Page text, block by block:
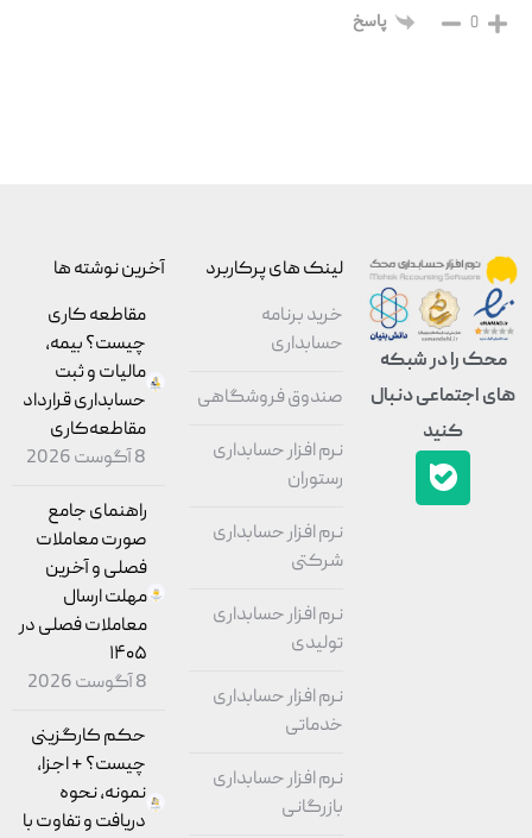
0 پاسخ
محک را در شبکه
های اجتماعی دنبال
کنید
لینک های پرکاربرد
خرید برنامه
حسابداری
صندوق فروشگاهی
نرم افزار حسابداری
رستوران
نرم افزار حسابداری
شرکتی
نرم افزار حسابداری
تولیدی
نرم افزار حسابداری
خدماتی
نرم افزار حسابداری
بازرگانی
آخرین نوشته ها
مقاطعه‌ کاری
چیست؟ بیمه،
مالیات و ثبت
حسابداری قرارداد
مقاطعه‌کاری
8 آگوست 2026
راهنمای جامع
صورت معاملات
فصلی و آخرین
مهلت ارسال
معاملات فصلی در
۱۴۰۵
8 آگوست 2026
حکم کارگزینی
چیست؟ + اجزا،
نمونه، نحوه
دریافت و تفاوت با